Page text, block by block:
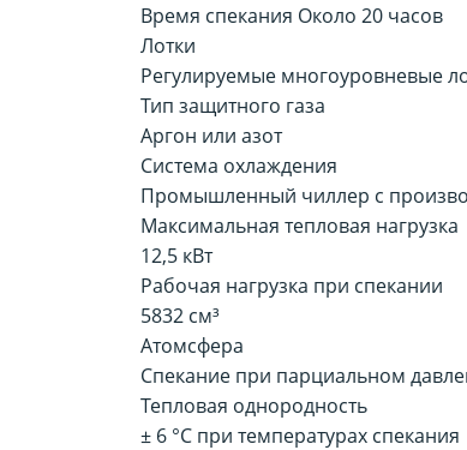
Время спекания Около 20 часов
Лотки
Регулируемые многоуровневые
Тип защитного газа
Аргон или азот
Система охлаждения
Промышленный чиллер с
Максимальная тепловая нагрузка
12,5 кВт
Рабочая нагрузка при спекании
5832 см³
Атомсфера
Спекание при парциальном
Тепловая однородность
± 6 °C при температурах спекания